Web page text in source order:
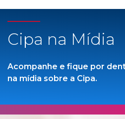
Cipa na Mídia
Acompanhe e fique por
na mídia sobre a Cipa.